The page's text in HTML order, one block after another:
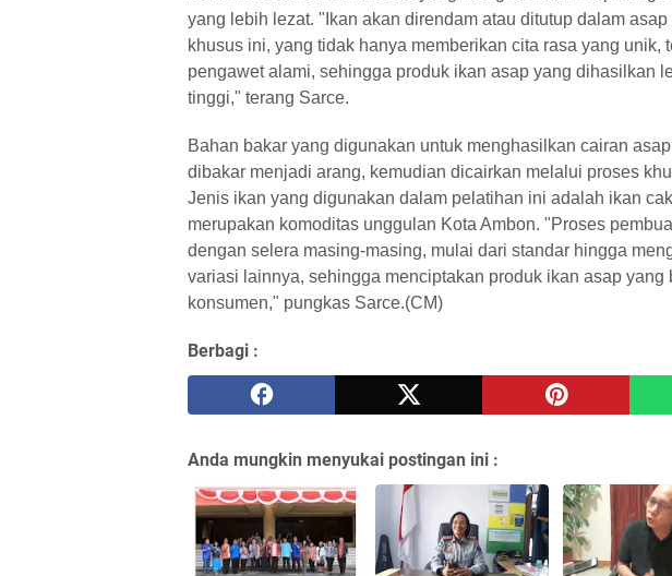
yang lebih lezat. "Ikan akan direndam atau ditutup dalam
khusus ini, yang tidak hanya memberikan cita rasa yang unik,
pengawet alami, sehingga produk ikan asap yang dihasilkan
tinggi," terang Sarce.
Bahan bakar yang digunakan untuk menghasilkan cairan
dibakar menjadi arang, kemudian dicairkan melalui proses
Jenis ikan yang digunakan dalam pelatihan ini adalah ikan
merupakan komoditas unggulan Kota Ambon. "Proses
dengan selera masing-masing, mulai dari standar hingga
variasi lainnya, sehingga menciptakan produk ikan asap yang
konsumen," pungkas Sarce.(CM)
Berbagi :
Anda mungkin menyukai postingan ini :